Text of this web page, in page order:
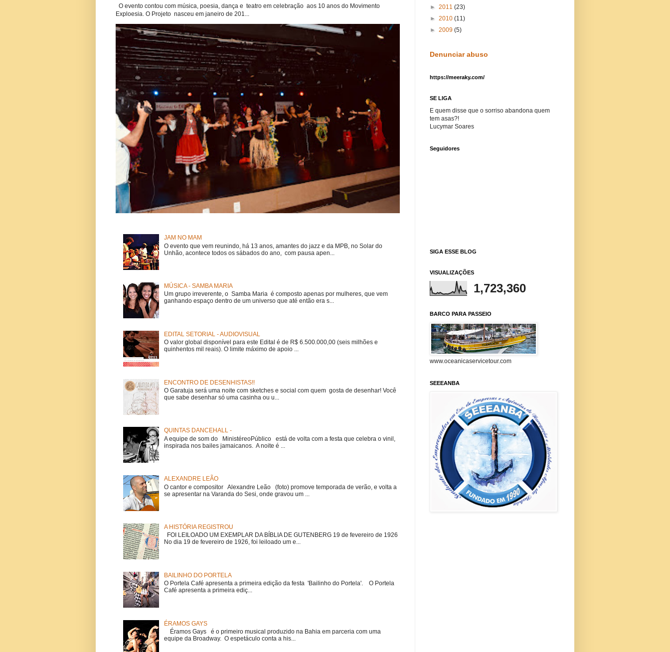
O evento contou com música, poesia, dança e teatro em celebração aos 10 anos do Movimento
Exploesia. O Projeto nasceu em janeiro de 201...
JAM NO MAM
O evento que vem reunindo, há 13 anos, amantes do jazz e da MPB, no Solar do
Unhão, acontece todos os sábados do ano, com pausa apen...
MÚSICA - SAMBA MARIA
Um grupo irreverente, o Samba Maria é composto apenas por mulheres, que vem
ganhando espaço dentro de um universo que até então era s...
EDITAL SETORIAL - AUDIOVISUAL
O valor global disponível para este Edital é de R$ 6.500.000,00 (seis milhões e
quinhentos mil reais). O limite máximo de apoio ...
ENCONTRO DE DESENHISTAS!!
O Garatuja será uma noite com sketches e social com quem gosta de desenhar! Você
que sabe desenhar só uma casinha ou u...
QUINTAS DANCEHALL -
A equipe de som do MinistéreoPúblico está de volta com a festa que celebra o vinil,
inspirada nos bailes jamaicanos. A noite é ...
ALEXANDRE LEÃO
O cantor e compositor Alexandre Leão (foto) promove temporada de verão, e volta a
se apresentar na Varanda do Sesi, onde gravou um ...
A HISTÓRIA REGISTROU
FOI LEILOADO UM EXEMPLAR DA BÍBLIA DE GUTENBERG 19 de fevereiro de 1926
No dia 19 de fevereiro de 1926, foi leiloado um e...
BAILINHO DO PORTELA
O Portela Café apresenta a primeira edição da festa 'Bailinho do Portela'. O Portela
Café apresenta a primeira ediç...
ÉRAMOS GAYS
Éramos Gays é o primeiro musical produzido na Bahia em parceria com uma
equipe da Broadway. O espetáculo conta a his...
► 2011 (23)
► 2010 (11)
► 2009 (5)
Denunciar abuso
https://meeraky.com/
SE LIGA
E quem disse que o sorriso abandona quem
tem asas?!
Lucymar Soares
Seguidores
SIGA ESSE BLOG
VISUALIZAÇÕES
1,723,360
BARCO PARA PASSEIO
www.oceanicaservicetour.com
SEEEANBA